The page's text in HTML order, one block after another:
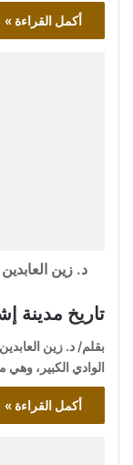
أكمل القراءة »
د. زين
تاريخ مدينة
بقلم/ د. زين
الوادي الكبير،
أكمل القراءة »